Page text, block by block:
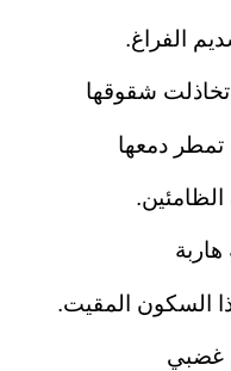
الفراغ.
شقوقها
دمعها
السكون المقيت.
غضبي